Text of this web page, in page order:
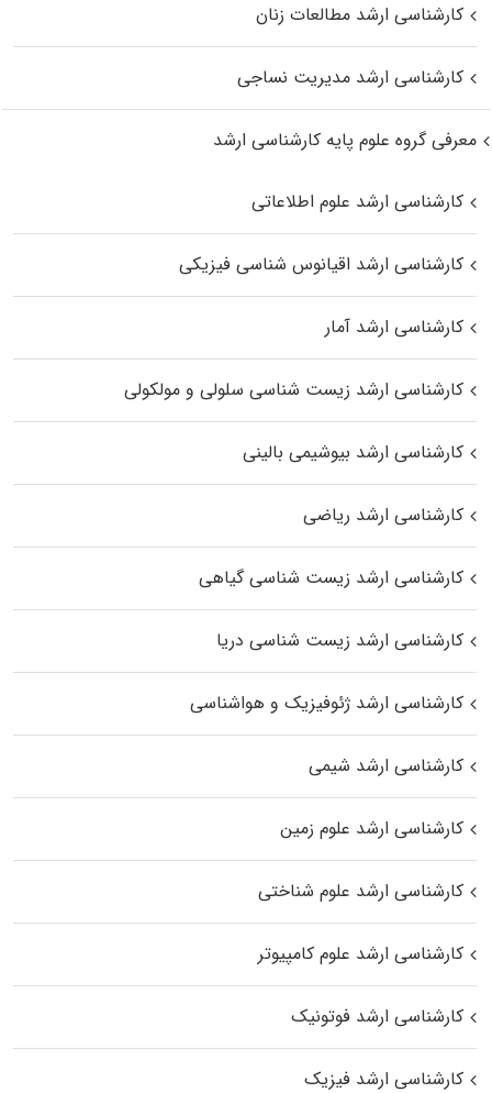
کارشناسی ارشد مطالعات زنان
کارشناسی ارشد مدیریت نساجی
معرفی گروه علوم پایه کارشناسی ارشد
کارشناسی ارشد علوم اطلاعاتی
کارشناسی ارشد اقیانوس‌ شناسی فیزیکی
کارشناسی ارشد آمار
کارشناسی ارشد زیست شناسی سلولی و مولکولی
کارشناسی ارشد بیوشیمی بالینی
کارشناسی ارشد ریاضی
کارشناسی ارشد زیست‌ شناسی گیاهی
کارشناسی ارشد زیست‌ شناسی دریا
کارشناسی ارشد ژئوفیزیک و هواشناسی
کارشناسی ارشد شیمی
کارشناسی ارشد علوم زمین
کارشناسی ارشد علوم شناختی
کارشناسی ارشد علوم کامپیوتر
کارشناسی ارشد فوتونیک
کارشناسی ارشد فیزیک